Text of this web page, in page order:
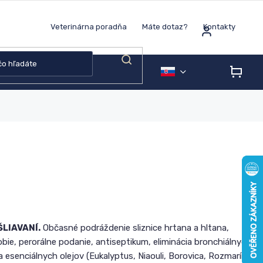
Veterinárna poradňa Máte dotaz? Kontakty
Občasné podráždenie sliznice hrtana a hltana,
perorálne podanie, antiseptikum, eliminácia bronchiálnych
olejov (Eukalyptus, Niaouli, Borovica, Rozmarín